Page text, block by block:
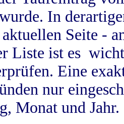
In
Seite -
Liste ist es
Eine
nur
Monat und Jahr.